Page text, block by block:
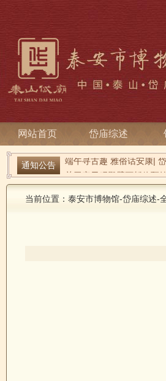
网站首页 岱庙综述
通知公告
端午寻古趣 雅俗话安康|
关于宋天贶殿壁画暂停预
当前位置： 泰安市博物馆-岱庙综述-